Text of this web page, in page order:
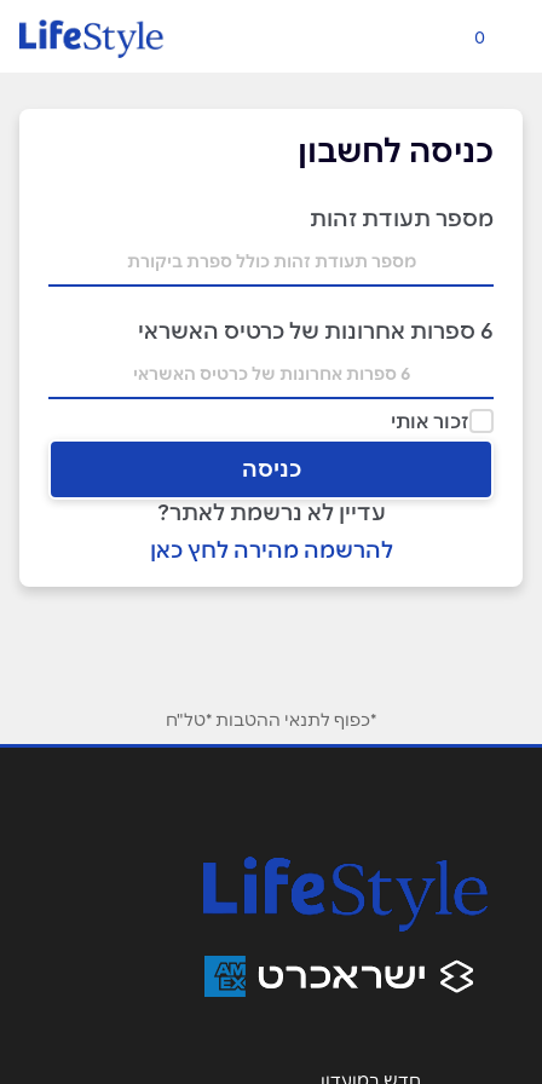
0
כניסה לחשבון
מספר תעודת זהות
6 ספרות אחרונות של כרטיס האשראי
זכור אותי
כניסה
עדיין לא נרשמת לאתר?
להרשמה מהירה לחץ כאן
*כפוף לתנאי ההטבות *טל"ח